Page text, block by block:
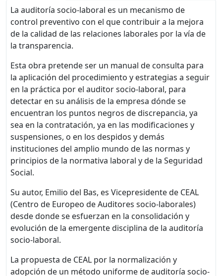
La auditoría socio-laboral es un mecanismo de
control preventivo con el que contribuir a la mejora
de la calidad de las relaciones laborales por la vía de
la transparencia.
Esta obra pretende ser un manual de consulta para
la aplicación del procedimiento y estrategias a seguir
en la práctica por el auditor socio-laboral, para
detectar en su análisis de la empresa dónde se
encuentran los puntos negros de discrepancia, ya
sea en la contratación, ya en las modificaciones y
suspensiones, o en los despidos y demás
instituciones del amplio mundo de las normas y
principios de la normativa laboral y de la Seguridad
Social.
Su autor, Emilio del Bas, es Vicepresidente de CEAL
(Centro de Europeo de Auditores socio-laborales)
desde donde se esfuerzan en la consolidación y
evolución de la emergente disciplina de la auditoría
socio-laboral.
La propuesta de CEAL por la normalización y
adopción de un método uniforme de auditoría socio-